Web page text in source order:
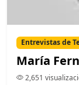
Entrevistas de
María
2,651